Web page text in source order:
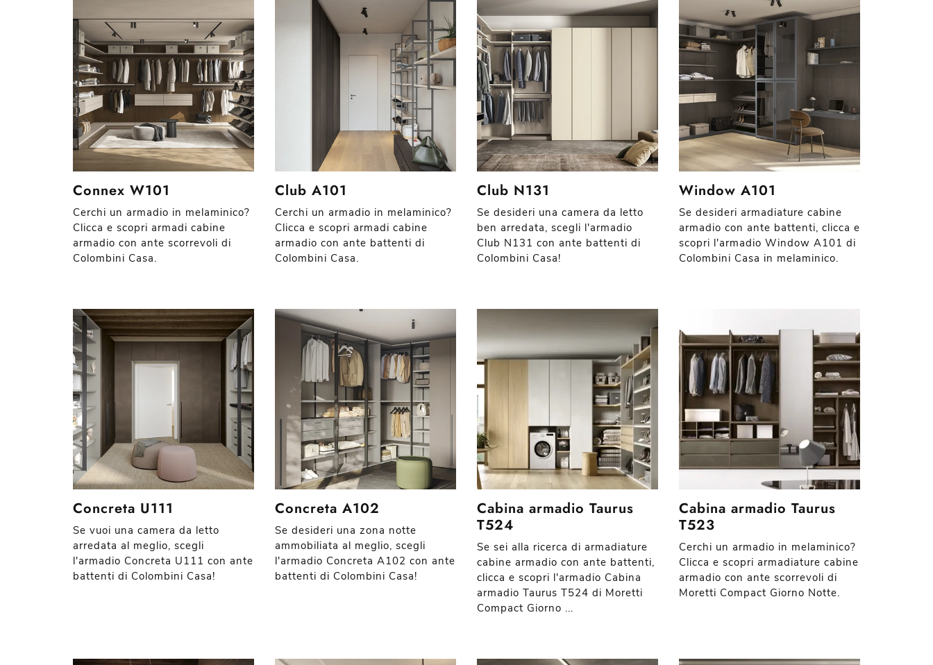
Connex W101
Cerchi un armadio in melaminico?
Clicca e scopri armadi cabine
armadio con ante scorrevoli di
Colombini Casa.
Club A101
Cerchi un armadio in melaminico?
Clicca e scopri armadi cabine
armadio con ante battenti di
Colombini Casa.
Club N131
Se desideri una camera da letto
ben arredata, scegli l'armadio
Club N131 con ante battenti di
Colombini Casa!
Window A101
Se desideri armadiature cabine
armadio con ante battenti, clicca e
scopri l'armadio Window A101 di
Colombini Casa in melaminico.
Concreta U111
Se vuoi una camera da letto
arredata al meglio, scegli
l'armadio Concreta U111 con ante
battenti di Colombini Casa!
Concreta A102
Se desideri una zona notte
ammobiliata al meglio, scegli
l'armadio Concreta A102 con ante
battenti di Colombini Casa!
Cabina armadio Taurus
T524
Se sei alla ricerca di armadiature
cabine armadio con ante battenti,
clicca e scopri l'armadio Cabina
armadio Taurus T524 di Moretti
Compact Giorno ...
Cabina armadio Taurus
T523
Cerchi un armadio in melaminico?
Clicca e scopri armadiature cabine
armadio con ante scorrevoli di
Moretti Compact Giorno Notte.